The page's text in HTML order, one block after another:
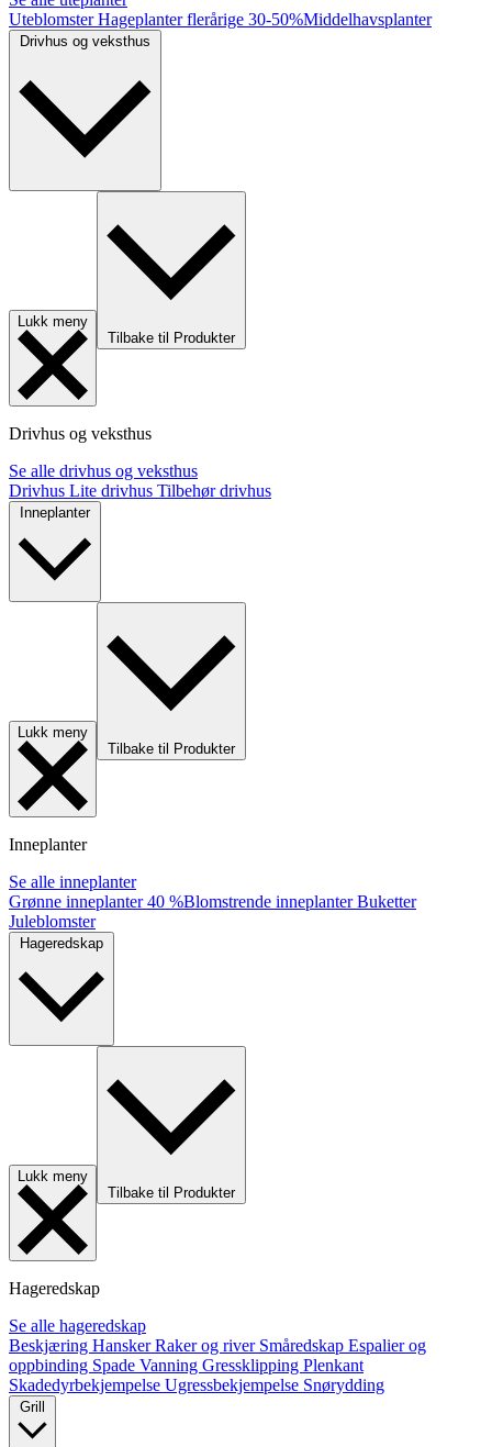
UteblomsterHageplanter flerårige 30-50%Middelhavsplanter
Lukk meny
Tilbake til Produkter
Drivhus og veksthus
Se alle drivhus og veksthus
Drivhus Lite drivhus Tilbehør drivhus
Inneplanter
Lukk meny
Tilbake til Produkter
Inneplanter
Se alle inneplanter
Grønne inneplanter40 %Blomstrende inneplanterBuketter
Juleblomster
Lukk meny
Tilbake til Produkter
Hageredskap
Se alle hageredskap
Beskjæring HanskerRaker og river Småredskap Espalier og
oppbinding Spade Vanning Gressklipping Plenkant
Skadedyrbekjempelse Ugressbekjempelse Snørydding